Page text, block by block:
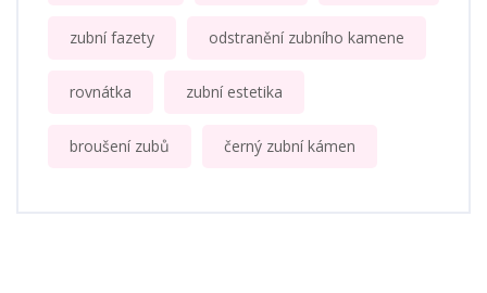
zubní fazety odstranění zubního kamene
rovnátka zubní estetika
broušení zubů černý zubní kámen